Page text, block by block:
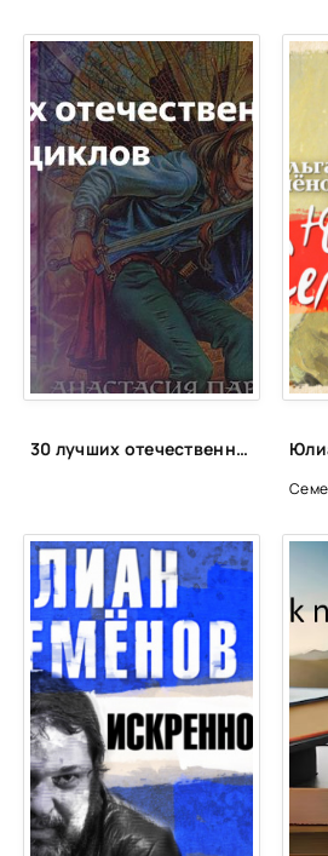
017
018
019
020
021
022
023
024
025
026
030
031
032
033
034
035
036
037
30 лучших отечественных фэнтези циклов